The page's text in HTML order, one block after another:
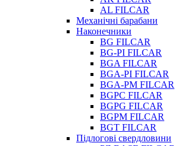
AL FILCAR
Механічні барабани
Наконечники
BG FILCAR
BG-PI FILCAR
BGA FILCAR
BGA-PI FILCAR
BGA-PM FILCAR
BGPC FILCAR
BGPG FILCAR
BGPM FILCAR
BGT FILCAR
Підлогові свердловини